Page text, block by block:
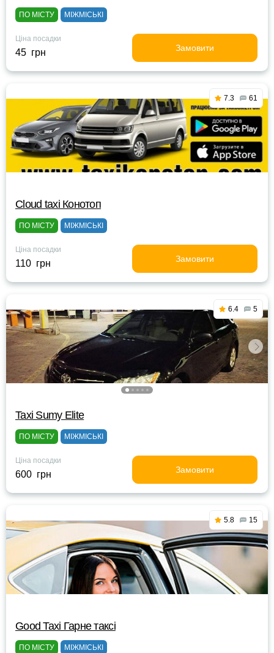
ПО МІСТУ МІЖМІСЬКІ
Ціна посадки
45 грн Замовити
7.3 61
Cloud taxi Конотоп
ПО МІСТУ МІЖМІСЬКІ
Ціна посадки
110 грн Замовити
6.4 5
Taxi Sumy Elite
ПО МІСТУ МІЖМІСЬКІ
Ціна посадки
600 грн Замовити
5.8 15
Good Taxi Гарне таксi
ПО МІСТУ МІЖМІСЬКІ